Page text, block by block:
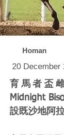
Homan
20 December
育馬者盃
Midnight
設既沙地阿拉